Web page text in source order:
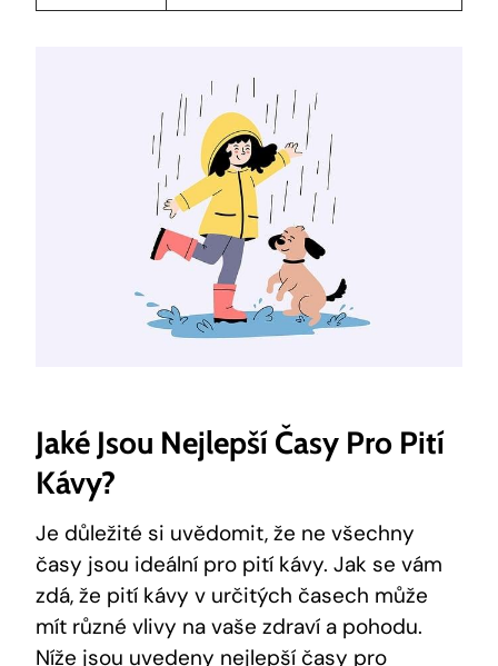
Jaké Jsou Nejlepší Časy Pro Pití
Kávy?
Je důležité si uvědomit, že ne všechny
časy jsou ideální pro pití kávy. Jak se vám
zdá, že pití kávy v určitých časech může
mít různé vlivy na vaše zdraví a pohodu.
Níže jsou uvedeny nejlepší časy pro